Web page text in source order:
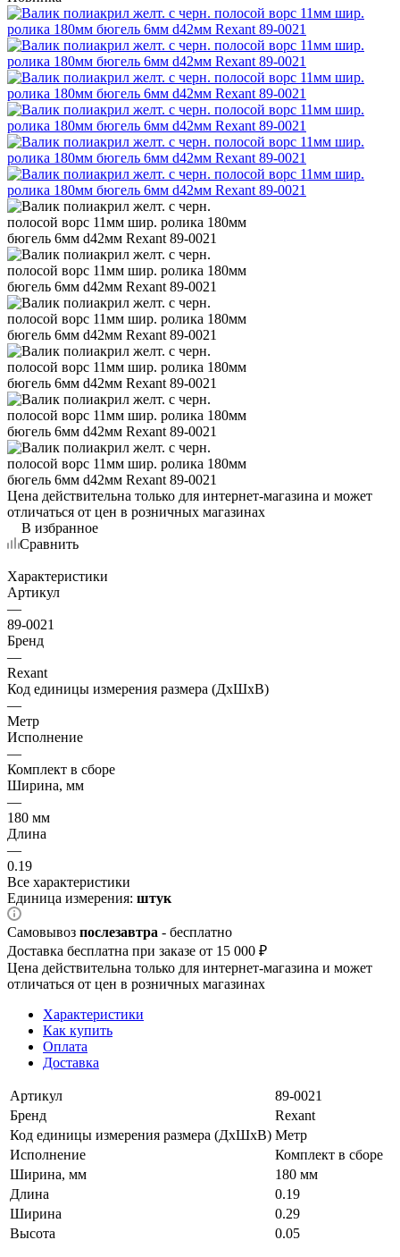
Цена действительна только для интернет-магазина и может
отличаться от цен в розничных магазинах
В избранное
Сравнить
Характеристики
Артикул
—
89-0021
Бренд
—
Rexant
Код единицы измерения размера (ДхШхВ)
—
Метр
Исполнение
—
Комплект в сборе
Ширина, мм
—
180 мм
Длина
—
0.19
Все характеристики
Единица измерения: штук
Самовывоз послезавтра - бесплатно
Доставка бесплатна при заказе от 15 000 ₽
Цена действительна только для интернет-магазина и может
отличаться от цен в розничных магазинах
Характеристики
Как купить
Оплата
Доставка
Артикул
89-0021
Бренд
Rexant
Код единицы измерения размера (ДхШхВ) Метр
Исполнение
Комплект в сборе
Ширина, мм
180 мм
Длина
0.19
Ширина
0.29
Высота
0.05